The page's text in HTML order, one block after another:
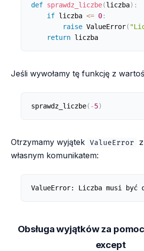
def sprawdz_liczbe(liczba) :
if liczba <= 0:
raise ValueError(
return liczba
Jeśli wywołamy tę funkcję z
sprawdz_liczbe( -5)
Otrzymamy wyjątek ValueError
własnym komunikatem:
ValueError: Liczba musi być
Obsługa wyjątków za
except